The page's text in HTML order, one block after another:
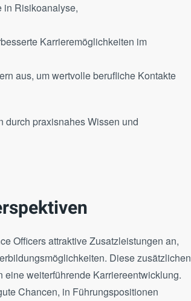
in Risikoanalyse,
Karrieremöglichkeiten im
aus, um wertvolle berufliche Kontakte
durch praxisnahes Wissen und
Officers attraktive Zusatzleistungen an,
Diese zusätzlichen
weiterführende Karriereentwicklung.
Chancen, in Führungspositionen